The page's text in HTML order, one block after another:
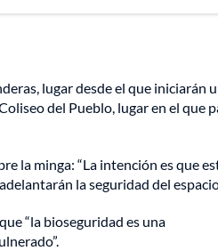
lugar desde el que iniciarán
del Pueblo, lugar en el que
la minga: “La intención es que
la seguridad del
“la bioseguridad es una